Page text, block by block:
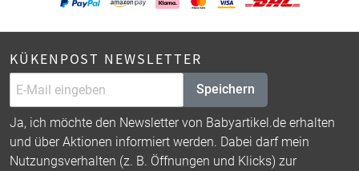
KÜKENPOST NEWSLETTER
Speichern
Ja, ich möchte den Newsletter von Babyartikel.de erhalten
und über Aktionen informiert werden. Dabei darf mein
Nutzungsverhalten (z. B. Öffnungen und Klicks) zur